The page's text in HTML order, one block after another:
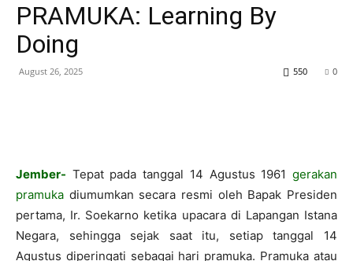
PRAMUKA: Learning By
Doing
August 26, 2025 0
550
Jember- Tepat pada tanggal 14 Agustus 1961 gerakan
pramuka diumumkan secara resmi oleh Bapak Presiden
pertama, Ir. Soekarno ketika upacara di Lapangan Istana
Negara, sehingga sejak saat itu, setiap tanggal 14
Agustus diperingati sebagai hari pramuka. Pramuka atau